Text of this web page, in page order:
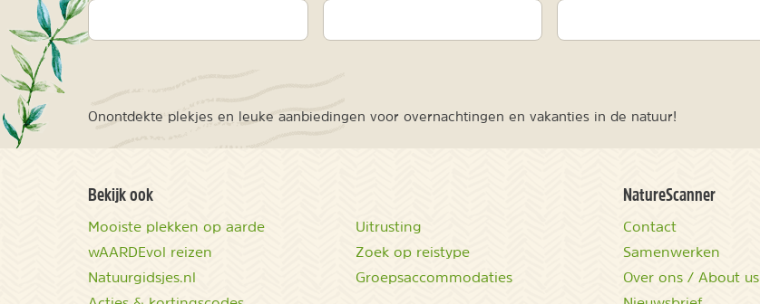
Onontdekte plekjes en leuke aanbiedingen voor overnachtingen en vakanties in de natuur!
Bekijk ook
Mooiste plekken op aarde
wAARDEvol reizen
Natuurgidsjes.nl
Uitrusting
Zoek op reistype
Groepsaccommodaties
NatureScanner
Contact
Samenwerken
Over ons / About us